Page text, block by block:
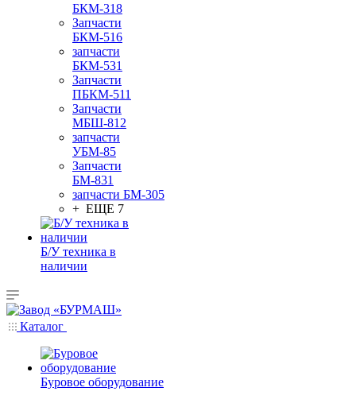
БКМ-318
Запчасти
БКМ-516
запчасти
БКМ-531
Запчасти
ПБКМ-511
Запчасти
МБШ-812
запчасти
УБМ-85
Запчасти
БМ-831
запчасти БМ-305
+ ЕЩЕ 7
Б/У техника в
наличии
Каталог
Буровое оборудование